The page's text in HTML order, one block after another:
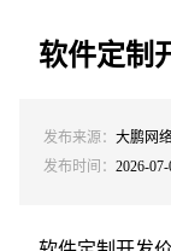
软件定制
发布来源： 大鹏网
发布时间： 2026-